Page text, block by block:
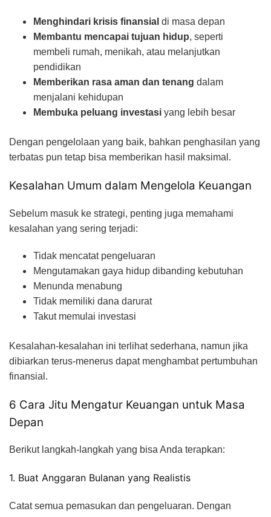
Menghindari krisis finansial di masa depan
Membantu mencapai tujuan hidup, seperti
membeli rumah, menikah, atau melanjutkan
pendidikan
Memberikan rasa aman dan tenang dalam
menjalani kehidupan
Membuka peluang investasi yang lebih besar
Dengan pengelolaan yang baik, bahkan penghasilan yang
terbatas pun tetap bisa memberikan hasil maksimal.
Kesalahan Umum dalam Mengelola Keuangan
Sebelum masuk ke strategi, penting juga memahami
kesalahan yang sering terjadi:
Tidak mencatat pengeluaran
Mengutamakan gaya hidup dibanding kebutuhan
Menunda menabung
Tidak memiliki dana darurat
Takut memulai investasi
Kesalahan-kesalahan ini terlihat sederhana, namun jika
dibiarkan terus-menerus dapat menghambat pertumbuhan
finansial.
6 Cara Jitu Mengatur Keuangan untuk Masa
Depan
Berikut langkah-langkah yang bisa Anda terapkan:
1. Buat Anggaran Bulanan yang Realistis
Catat semua pemasukan dan pengeluaran. Dengan